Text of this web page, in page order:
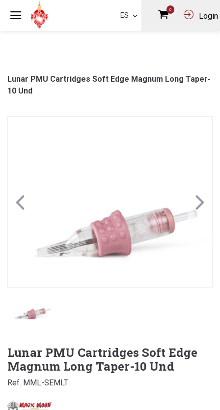
ES
0
Login
Lunar PMU Cartridges Soft Edge Magnum Long Taper-
10 Und
Lunar PMU Cartridges Soft Edge
Magnum Long Taper-10 Und
Ref. MML-SEMLT